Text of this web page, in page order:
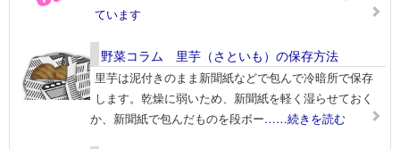
ています
野菜コラム 里芋（さといも）の保存方法
里芋は泥付きのまま新聞紙などで包んで冷暗所で保存
します。乾燥に弱いため、新聞紙を軽く湿らせておく
か、新聞紙で包んだものを段ボー……続きを読む